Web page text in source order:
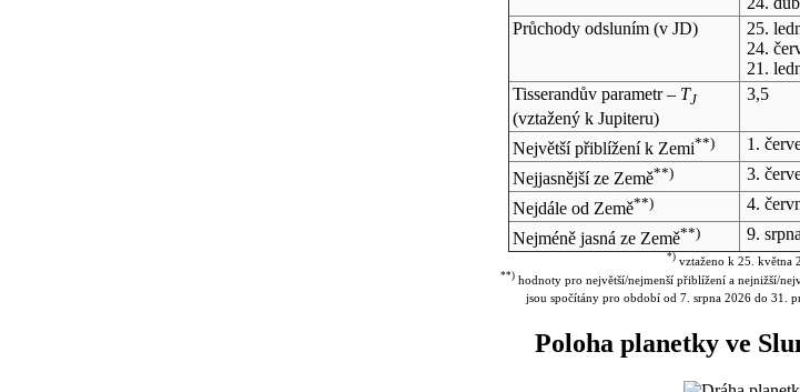
Průchody odsluním (v JD) 25.
24.
21.
Tisserandův parametr – TJ
(vztažený k Jupiteru)
3,5
Největší přiblížení k Zemi**) 1.
Nejjasnější ze Země**) 3.
Nejdále od Země**) 4.
Nejméně jasná ze Země**) 9.
*)vztaženo k 25. května
**) hodnoty pro největší/nejmenší přiblížení a nejnižší/
jsou spočítány pro období od 7. srpna 2026 do 31.
Poloha planetky ve